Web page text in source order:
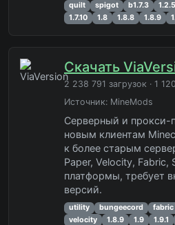
quilt
spigot b1.7.3 1.2.5
1.7.10
1.8 1.8.8 1.8.9
Скачать
2 238 791 загрузок · 1
Источник: MineMods
Серверный и прокси-
новым клиентам
к более старым
Paper, Velocity, Fabric,
платформы, требует
версий.
utility bungeecord fabric
velocity
1.8.9 1.9 1.9.1